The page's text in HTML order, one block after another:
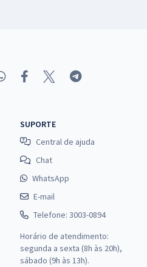
SUPORTE
Central de ajuda
Chat
WhatsApp
E-mail
Telefone: 3003-0894
Horário de atendimento:
segunda a sexta (8h às 20h),
sábado (9h às 13h).